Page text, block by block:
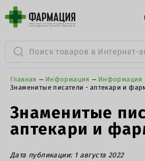
Главная Информация
Информация
Знаменитые писатели - аптекари и
Знаменитые
аптекари и
Дата публикации: 1 августа 2022